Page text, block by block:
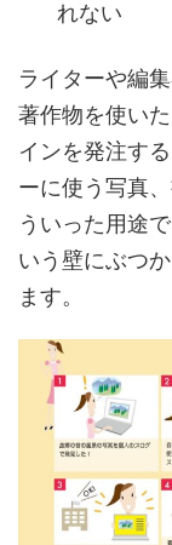
れない
ライターや編
著作物を使い
インを発注す
ーに使う写真
ういった用途
いう壁にぶつ
ます。